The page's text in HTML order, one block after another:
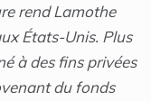
rend Lamothe
États-Unis. Plus
à des fins privées
du fonds